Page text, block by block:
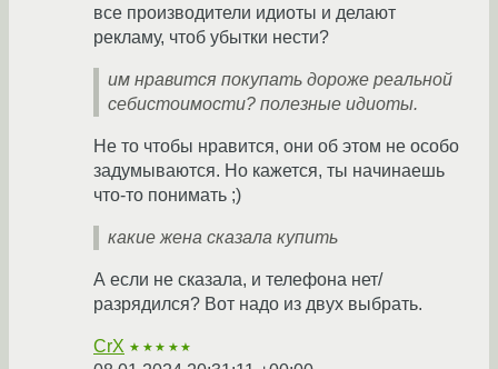
все производители идиоты и делают
рекламу, чтоб убытки нести?
им нравится покупать дороже реальной
себистоимости? полезные идиоты.
Не то чтобы нравится, они об этом не особо
задумываются. Но кажется, ты начинаешь
что-то понимать ;)
какие жена сказала купить
А если не сказала, и телефона нет/
разрядился? Вот надо из двух выбрать.
CrX ★★★★★